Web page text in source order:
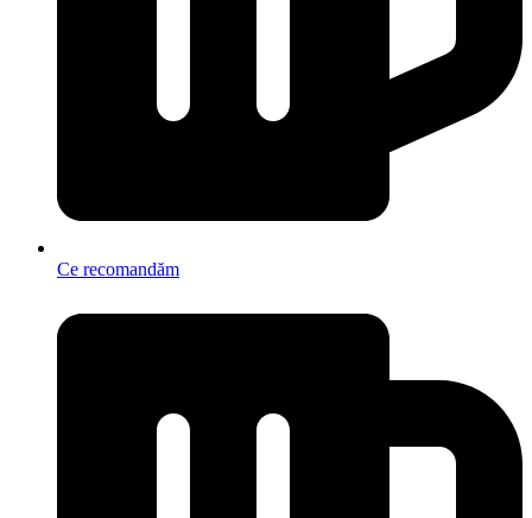
Ce recomandăm